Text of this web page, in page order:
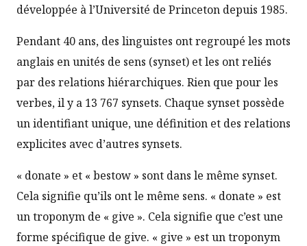
développée à l’Université de Princeton depuis 1985.
Pendant 40 ans, des linguistes ont regroupé les mots
anglais en unités de sens (synset) et les ont reliés
par des relations hiérarchiques. Rien que pour les
verbes, il y a 13 767 synsets. Chaque synset possède
un identifiant unique, une définition et des relations
explicites avec d’autres synsets.
« donate » et « bestow » sont dans le même synset.
Cela signifie qu’ils ont le même sens. « donate » est
un troponym de « give ». Cela signifie que c’est une
forme spécifique de give. « give » est un troponym